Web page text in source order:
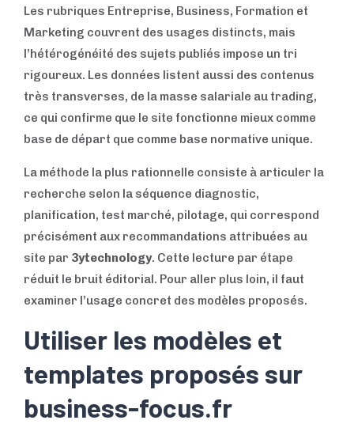
Les rubriques Entreprise, Business, Formation et
Marketing couvrent des usages distincts, mais
l’hétérogénéité des sujets publiés impose un tri
rigoureux. Les données listent aussi des contenus
très transverses, de la masse salariale au trading,
ce qui confirme que le site fonctionne mieux comme
base de départ que comme base normative unique.
La méthode la plus rationnelle consiste à articuler la
recherche selon la séquence diagnostic,
planification, test marché, pilotage, qui correspond
précisément aux recommandations attribuées au
site par 3ytechnology. Cette lecture par étape
réduit le bruit éditorial. Pour aller plus loin, il faut
examiner l’usage concret des modèles proposés.
Utiliser les modèles et
templates proposés sur
business-focus.fr